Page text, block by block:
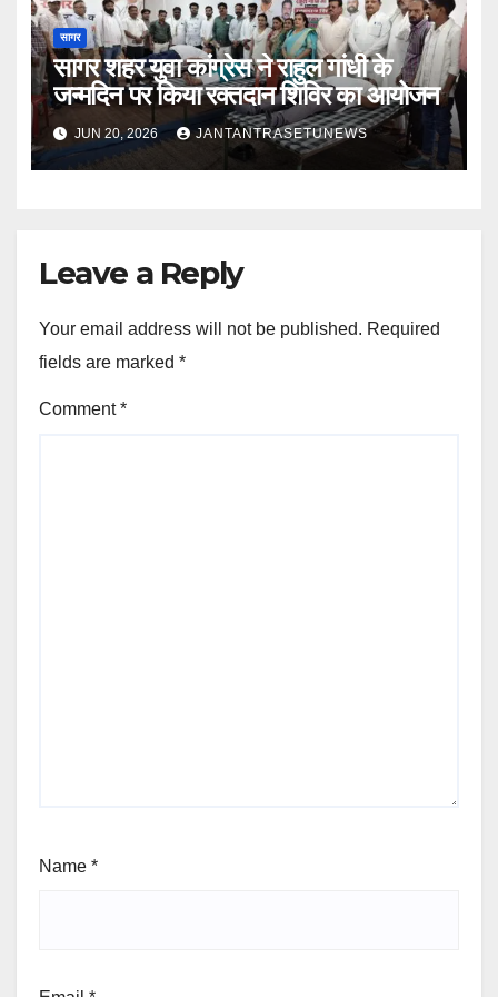
सागर
सागर शहर युवा कांग्रेस ने राहुल गांधी के
जन्मदिन पर किया रक्तदान शिविर का आयोजन
JUN 20, 2026 JANTANTRASETUNEWS
Leave a Reply
Your email address will not be published. Required
fields are marked *
Comment*
Name *